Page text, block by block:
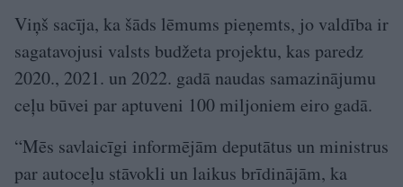
Viņš sacīja, ka šāds lēmums pieņemts, jo valdība ir
sagatavojusi valsts budžeta projektu, kas paredz
2020., 2021. un 2022. gadā naudas samazinājumu
ceļu būvei par aptuveni 100 miljoniem eiro gadā.
“Mēs savlaicīgi informējām deputātus un ministrus
par autoceļu stāvokli un laikus brīdinājām, ka